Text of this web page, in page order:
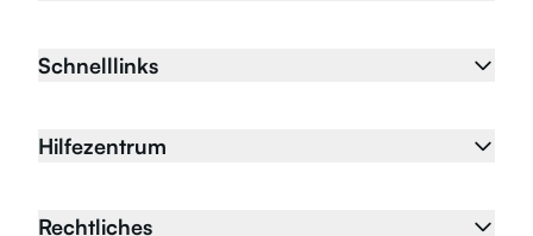
Schnelllinks
Hilfezentrum
Rechtliches